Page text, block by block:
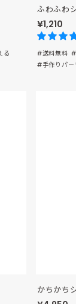
る
ふわふわ
¥1,210
#送料無料
#手作りパー
かちかち